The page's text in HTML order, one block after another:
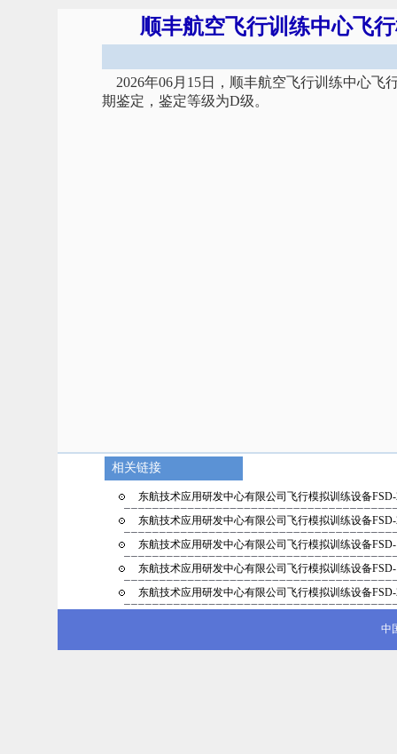
顺丰航空飞行训练中心飞
2026年06月15日，顺丰航空飞行训练中心飞
期鉴定，鉴定等级为D级。
相关链接
东航技术应用研发中心有限公司飞行模拟训练设备
东航技术应用研发中心有限公司飞行模拟训练设备
东航技术应用研发中心有限公司飞行模拟训练设备
东航技术应用研发中心有限公司飞行模拟训练设备
东航技术应用研发中心有限公司飞行模拟训练设备
中